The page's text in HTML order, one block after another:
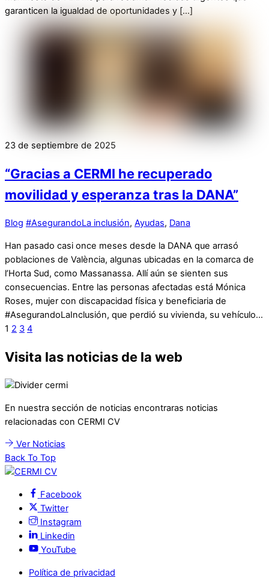
garanticen la igualdad de oportunidades y […]
23 de septiembre de 2025
“Gracias a CERMI he recuperado
movilidad y esperanza tras la DANA”
Blog #AsegurandoLa inclusión, Ayudas, Dana
Han pasado casi once meses desde la DANA que arrasó
poblaciones de València, algunas ubicadas en la comarca de
l’Horta Sud, como Massanassa. Allí aún se sienten sus
consecuencias. Entre las personas afectadas está Mónica
Roses, mujer con discapacidad física y beneficiaria de
#AsegurandoLaInclusión, que perdió su vivienda, su vehículo…
1 2 3 4
Visita las noticias de la web
En nuestra sección de noticias encontraras noticias
relacionadas con CERMI CV
Ver Noticias
Back To Top
Facebook
Twitter
Instagram
Linkedin
YouTube
Política de privacidad